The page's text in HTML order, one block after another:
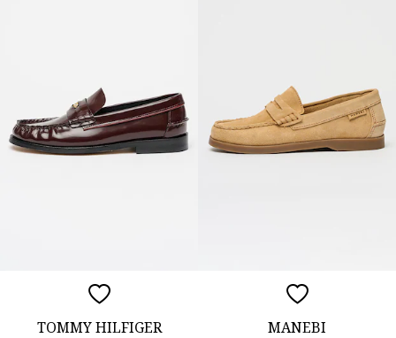
TOMMY HILFIGER MANEBI